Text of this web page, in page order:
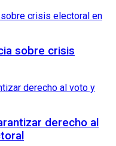
sobre crisis
derecho al